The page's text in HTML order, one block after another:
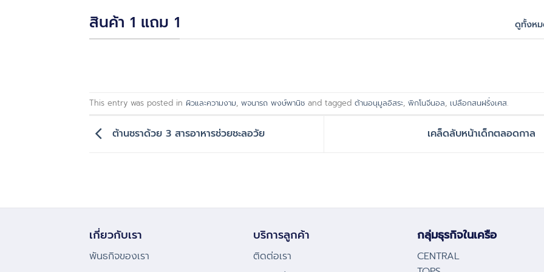
สินค้า 1 แถม 1 ดูทั้งห
This entry was posted in ผิวและความงาม, พจนารถ พงษ์พานิช and tagged ต้านอนุมูลอิสระ, พิกโนจีนอล, เปลือกสนฝรั่งเศส.
ต้านชราด้วย 3 สารอาหารช่วยชะลอวัย เคล็ดลับหน้าเด็กตลอดกาล
เกี่ยวกับเรา
พันธกิจของเรา
บริการลูกค้า
ติดต่อเรา
กลุ่มธุรกิจในเครือ
CENTRAL